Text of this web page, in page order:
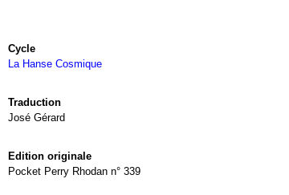
Cycle
La Hanse Cosmique
Traduction
José Gérard
Edition originale
Pocket Perry Rhodan n° 339